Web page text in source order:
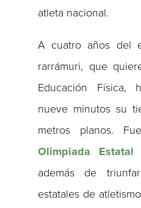
atleta nacional.
A cuatro años del
rarrámuri, que
Educación Física,
nueve minutos su
metros planos.
Olimpiada Estatal
además de
estatales de